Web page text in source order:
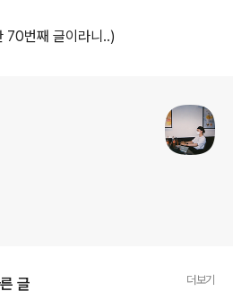
70번째 글이라니..)
글 더보기